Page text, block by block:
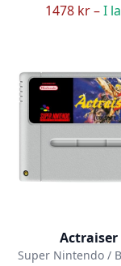
1478 kr –I
Actraiser
Super Nintendo /